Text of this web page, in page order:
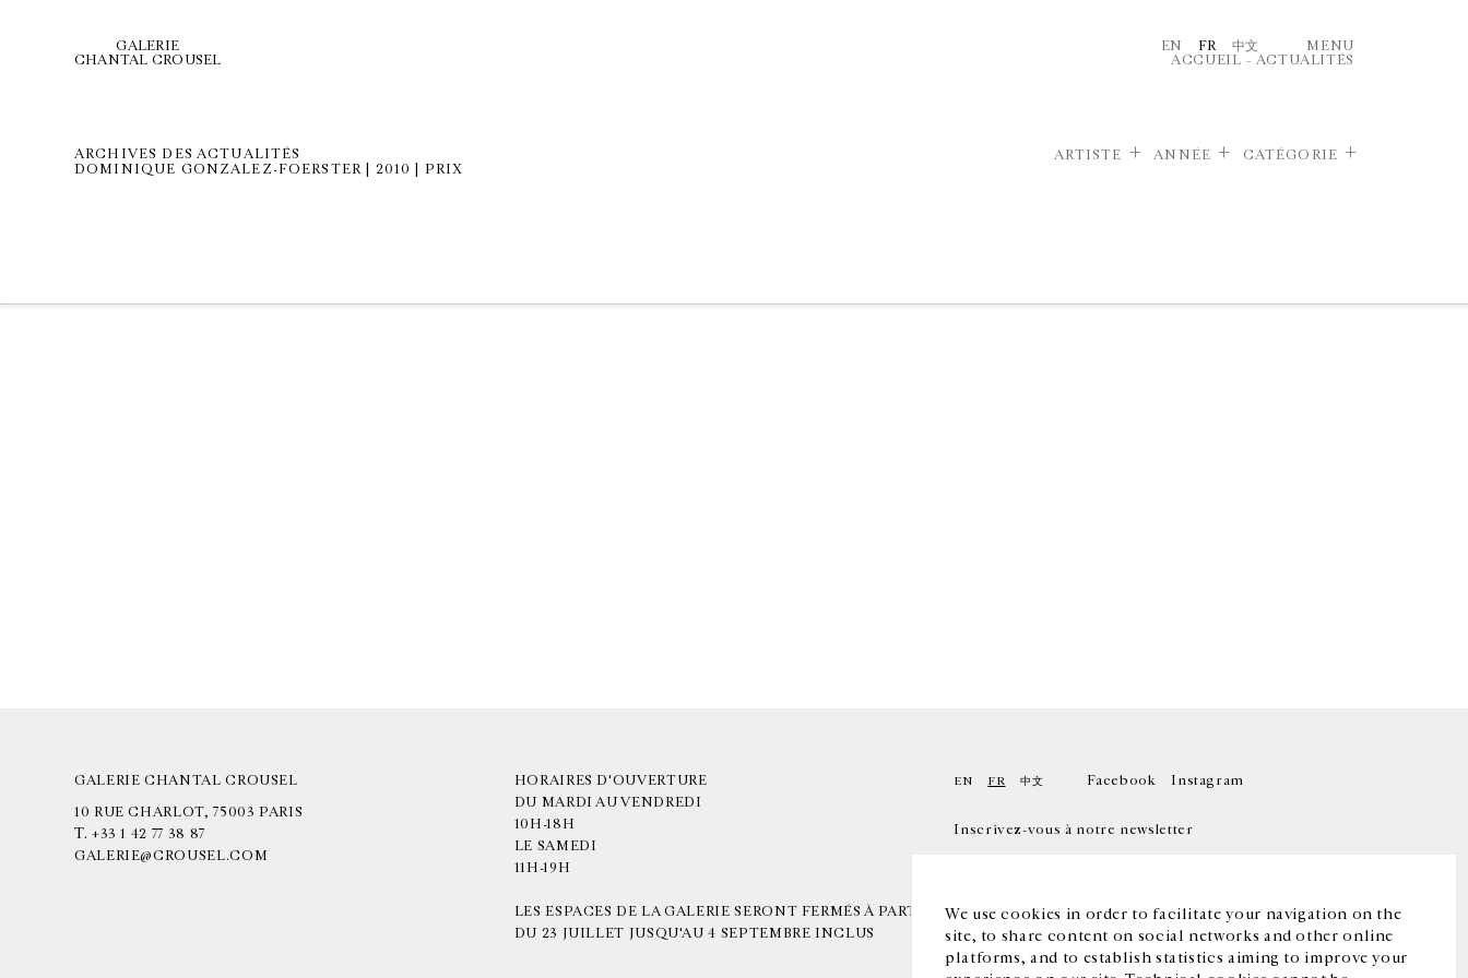
We use cookies in order to facilitate your navigation on the
site, to share content on social networks and other online
platforms, and to establish statistics aiming to improve your
GALERIE
CHANTAL CROUSEL
EN FR 中文
MENU
ACCUEIL – ACTUALITÉS
ARCHIVES DES ACTUALITÉS
DOMINIQUE GONZALEZ-FOERSTER | 2010 | PRIX
ARTISTE ANNÉE CATÉGORIE
GALERIE CHANTAL CROUSEL
10 RUE CHARLOT, 75003 PARIS
T. +33 1 42 77 38 87
GALERIE@CROUSEL.COM
HORAIRES D'OUVERTURE
DU MARDI AU VENDREDI
10H-18H
LE SAMEDI
11H-19H
LES ESPACES DE LA GALERIE SERONT FERMÉS À PARTIR
DU 23 JUILLET JUSQU'AU 4 SEPTEMBRE INCLUS
EN FR 中文 Facebook Instagram
Inscrivez-vous à notre newsletter